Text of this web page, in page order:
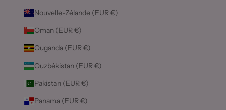
Nouvelle-Zélande (EUR €)
Oman (EUR €)
Ouganda (EUR €)
Ouzbékistan (EUR €)
Pakistan (EUR €)
Panama (EUR €)